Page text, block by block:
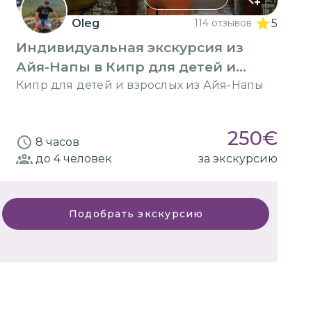
Oleg 114 отзывов 5
Индивидуальная экскурсия из
Айя-Напы в Кипр для детей и
взрослых
Кипр для детей и взрослых из Айя-Напы
8 часов 250€
до 4человек за экскурсию
Подобрать экскурсию